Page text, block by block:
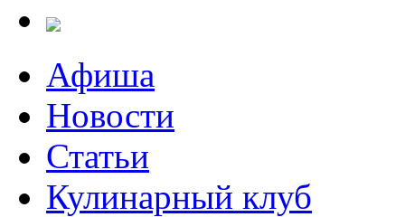
Афиша
Новости
Статьи
Кулинарный клуб